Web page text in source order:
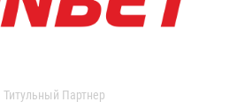
Титульный Партнер